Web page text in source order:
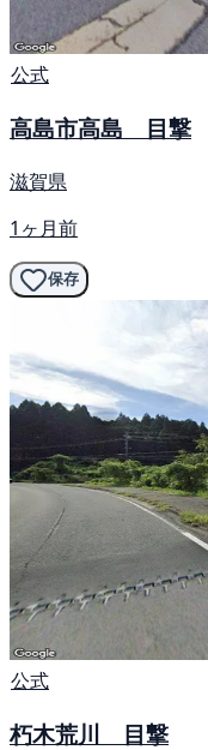
公式
高島市高島 目撃
滋賀県
1ヶ月前
保存
公式
朽木荒川 目撃